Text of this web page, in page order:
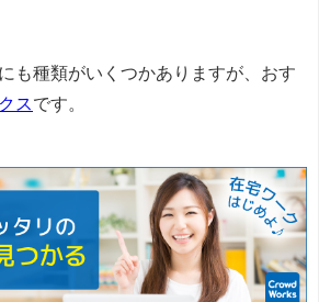
も種類がいくつかありますが、おす
スです。